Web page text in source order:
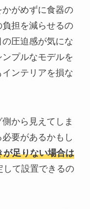
がめずに食器の
担を減らせるの
圧迫感が気にな
プルなモデルを
ンテリアを損な
から見えてしま
要があるかもし
が足りない場合は
して設置できるの